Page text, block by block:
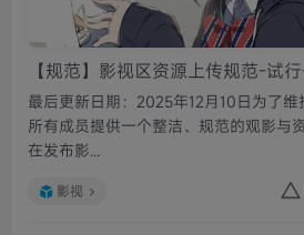
【规范】影视区资源上传规范-试
最后更新日期：2025年12月10日为了
所有成员提供一个整洁、规范的观影与
在发布影...
影视